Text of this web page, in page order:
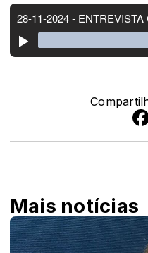
Mais notícias